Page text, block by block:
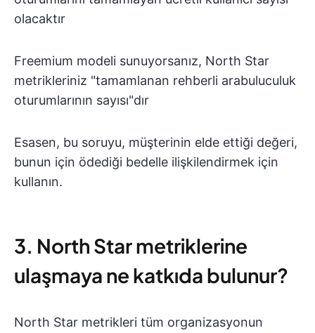
olacaktır
Freemium modeli sunuyorsanız, North Star
metrikleriniz "tamamlanan rehberli arabuluculuk
oturumlarının sayısı"dır
Esasen, bu soruyu, müşterinin elde ettiği değeri,
bunun için ödediği bedelle ilişkilendirmek için
kullanın.
3. North Star metriklerine
ulaşmaya ne katkıda bulunur?
North Star metrikleri tüm organizasyonun